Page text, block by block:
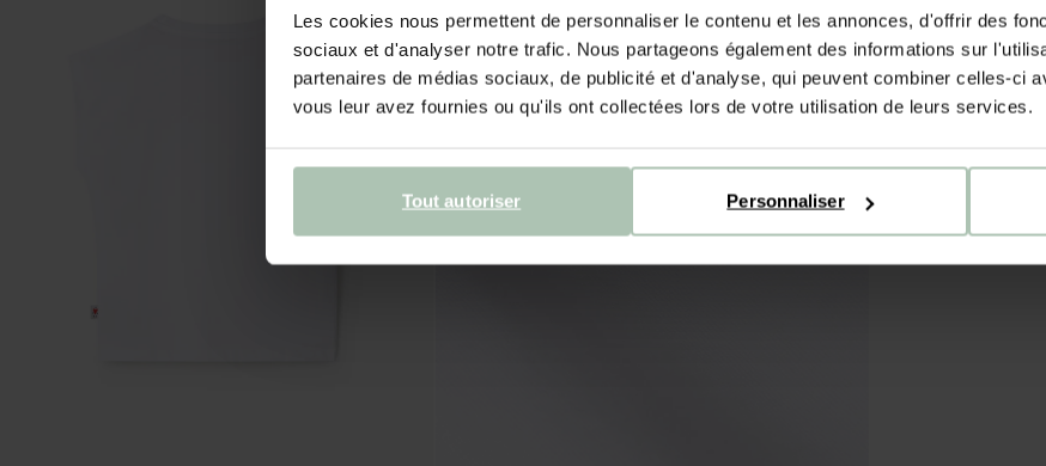
Les cookies nous permettent de personnaliser le contenu et les annonces, d'offrir des
sociaux et d'analyser notre trafic. Nous partageons également des informations sur
partenaires de médias sociaux, de publicité et d'analyse, qui peuvent combiner celles-ci
vous leur avez fournies ou qu'ils ont collectées lors de votre utilisation de leurs services.
Personnaliser
Tout autoriser